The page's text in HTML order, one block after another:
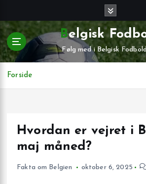
t
i
i
Belgisk
Følg med i Belgisk
Forside
Hvordan er vejret i
maj måned?
Fakta om Belgien oktober 6, 2025